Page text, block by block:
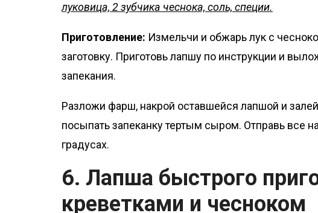
луковица, 2 зубчика чеснока, соль, специи.
Приготовление: Измельчи и обжарь лук с
заготовку. Приготовь лапшу по инструкции и
запекания.
Разложи фарш, накрой оставшейся лапшой и
посыпать запеканку тертым сыром. Отправь все
градусах.
6. Лапша быстрого
креветками и чесноком